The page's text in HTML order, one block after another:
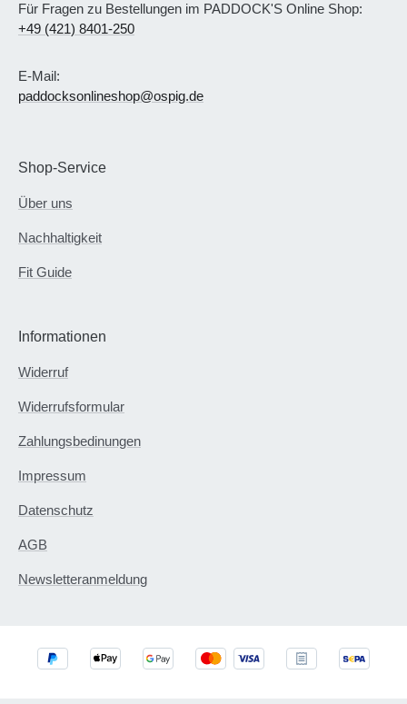
Für Fragen zu Bestellungen im PADDOCK'S Online Shop:
+49 (421) 8401-250
E-Mail:
paddocksonlineshop@ospig.de
Shop-Service
Über uns
Nachhaltigkeit
Fit Guide
Informationen
Widerruf
Widerrufsformular
Zahlungsbedinungen
Impressum
Datenschutz
AGB
Newsletteranmeldung